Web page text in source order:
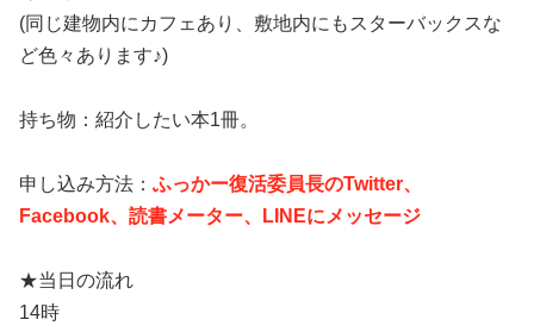
(同じ建物内にカフェあり、敷地内にもスターバックスな
ど色々あります♪)
持ち物：紹介したい本1冊。
申し込み方法： ふっかー復活委員長のTwitter、
Facebook、読書メーター、LINEにメッセージ
★当日の流れ
14時